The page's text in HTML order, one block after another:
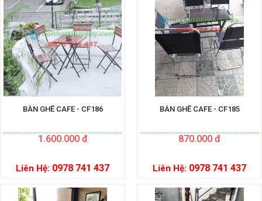
BÀN GHẾ CAFE - CF186
1.600.000 đ
Liên Hệ: 0978 741 437
BÀN GHẾ CAFE - CF185
870.000 đ
Liên Hệ: 0978 741 437